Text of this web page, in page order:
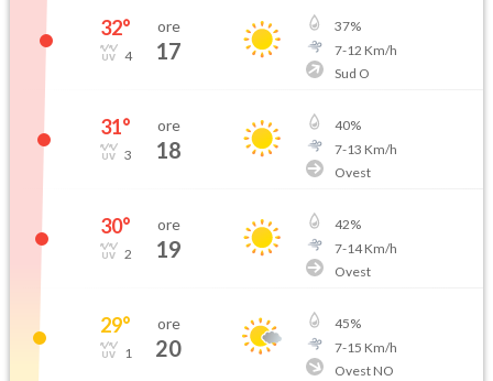
32°
4
ore
17
37%
7-12 Km/h
Sud O
31°
3
ore
18
40%
7-13 Km/h
Ovest
30°
2
ore
19
42%
7-14Km/h
Ovest
29°
1
ore
20
45%
7-15 Km/h
Ovest NO